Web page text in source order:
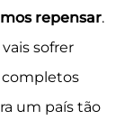
repensar.
sofrer
completos
um país tão